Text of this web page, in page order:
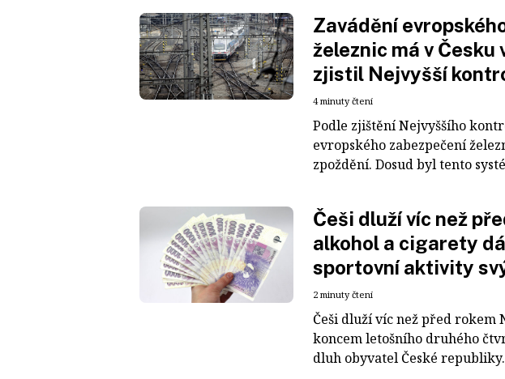
Zavádění
železnic má v Česku
zjistil Nejvyšší
4 minuty čtení
Podle zjištění Nejvyššího
evropského zabezpečení
zpoždění. Dosud byl tento
Češi dluží víc než
alkohol a cigarety
sportovní aktivity
2 minuty čtení
Češi dluží víc než před rokem
koncem letošního druhého
dluh obyvatel České republiky.